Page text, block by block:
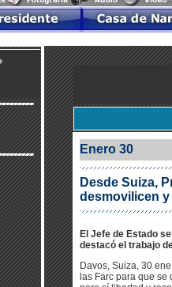
Enero 30
Desde Suiza,
desmovilicen
El Jefe de Estado
destacó el trabajo
Davos, Suiza, 30
las Farc para que